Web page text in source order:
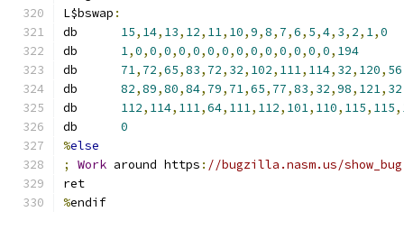
L$bswap :
15, 14, 13, 12, 11, 10,9,8, 7,6, 5,4, 3, 2, 1,0
1,0,0,0,0,0,0,0,0,0,0,0,0,0,0, 194
71, 72,65,83, 72, 32, 102, 111, 114, 32, 120, 56
82,89,80,84, 79, 71,65, 77,83, 32,98, 121, 32
112, 114, 111,64, 111, 112, 101, 110, 115, 115,
0
%else
;
Work around https : //bugzilla.nasm.us/
ret
%endif